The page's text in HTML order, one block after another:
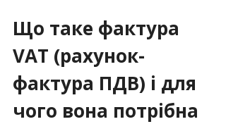
Що таке фактура
VAT (рахунок-
фактура ПДВ) і для
чого вона потрібна